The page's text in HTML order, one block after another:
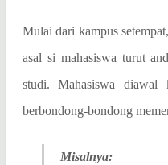
Mulai dari kampus
asal si mahasiswa turut
studi. Mahasiswa diawal
berbondong-bondong
Misalnya: